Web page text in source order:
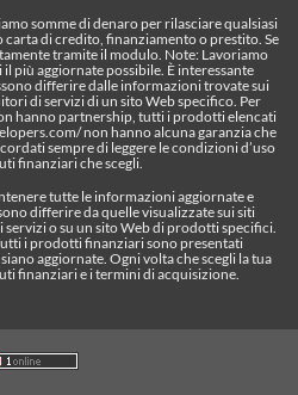
somme di denaro per rilasciare qualsiasi
di credito, finanziamento o prestito. Se
tramite il modulo. Note: Lavoriamo
più aggiornate possibile. È interessante
differire dalle informazioni trovate sui
di servizi di un sito Web specifico. Per
hanno partnership, tutti i prodotti elencati
non hanno alcuna garanzia che
sempre di leggere le condizioni d’uso
finanziari che scegli.
tutte le informazioni aggiornate e
differire da quelle visualizzate sui siti
o su un sito Web di prodotti specifici.
i prodotti finanziari sono presentati
aggiornate. Ogni volta che scegli la tua
finanziari e i termini di acquisizione.